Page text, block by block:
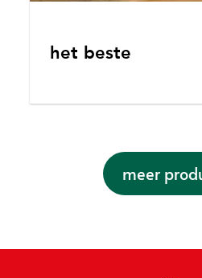
het beste
meer